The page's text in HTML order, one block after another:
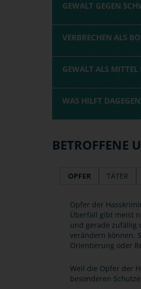
GEWALT GEGEN
VERBRECHEN ALS
GEWALT ALS
WAS HILFT
BETROFFENE
OPFER TÄTER
Opfer der
Überfall gibt meist
und gerade zufällig
verändern können.
Orientierung oder
Weil die Opfer der
besonderen